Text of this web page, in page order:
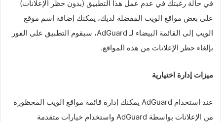
في حالة رغبتك في عدم عمل هذا التطبيق (بدون حظر الإعلانات)
على بعض مواقع الويب المفضلة لديك، يمكنك إضافة اسم موقع
الويب إلى القائمة البيضاء لـ AdGuard، سيقوم التطبيق على الفور
بإلغاء حظر الإعلانات من هذه المواقع.
ميزات إدارة اختيارية
عند استخدام AdGuard يمكنك إدارة قائمة مواقع الويب المحظورة
من الإعلانات بواسطة AdGuard واستخدام خيارات متقدمة